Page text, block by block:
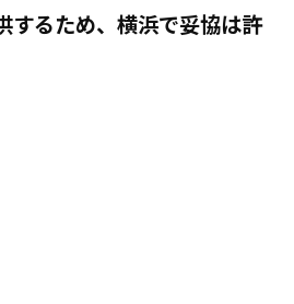
するため、横浜で妥協は許